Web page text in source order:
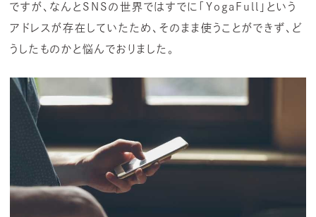
ですが、なんとSNSの世界ではすでに「YogaFull」という
アドレスが存在していたため、そのまま使うことができず、ど
うしたものかと悩んでおりました。